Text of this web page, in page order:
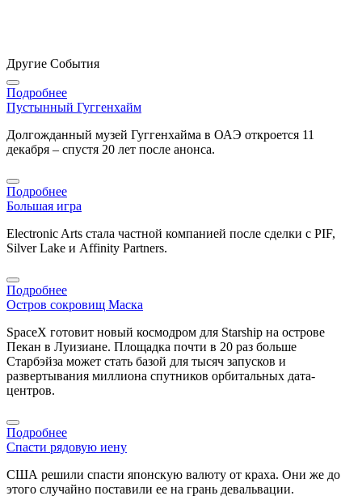
Другие События
Подробнее
Пустынный Гуггенхайм
Долгожданный музей Гуггенхайма в ОАЭ откроется 11
декабря – спустя 20 лет после анонса.
Подробнее
Большая игра
Electronic Arts стала частной компанией после сделки с PIF,
Silver Lake и Affinity Partners.
Подробнее
Остров сокровищ Маска
SpaceX готовит новый космодром для Starship на острове
Пекан в Луизиане. Площадка почти в 20 раз больше
Старбэйза может стать базой для тысяч запусков и
развертывания миллиона спутников орбитальных дата-
центров.
Подробнее
Спасти рядовую иену
США решили спасти японскую валюту от краха. Они же до
этого случайно поставили ее на грань девальвации.